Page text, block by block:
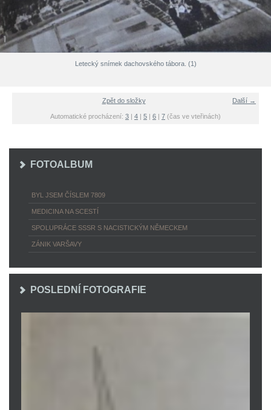
Letecký snímek dachovského tábora. (1)
Další →
Zpět do složky
Automatické procházení: 3 4 5 6 7 (čas ve vteřinách)
FOTOALBUM
BYL JSEM ČÍSLEM 7809
MEDICINA NA SCESTÍ
SPOLUPRÁCE SSSR S NACISTICKÝM NĚMECKEM
ZÁNIK VARŠAVY
POSLEDNÍ FOTOGRAFIE